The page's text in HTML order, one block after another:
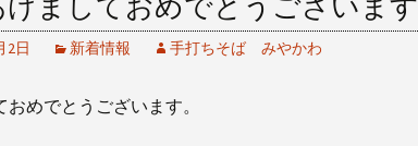
けましておめでとうございます
2日 新着情報 手打ちそば みやかわ
おめでとうございます。